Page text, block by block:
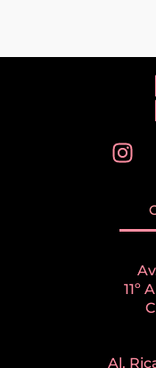
11º
Al.